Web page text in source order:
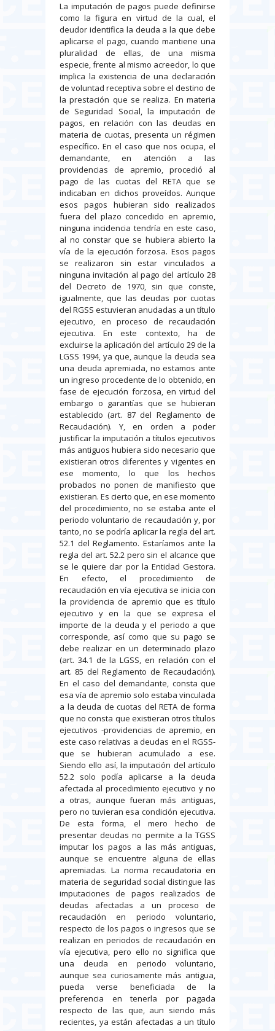
La imputación de pagos puede definirse
como la figura en virtud de la cual, el
deudor identifica la deuda a la que debe
aplicarse el pago, cuando mantiene una
pluralidad de ellas, de una misma
especie, frente al mismo acreedor, lo que
implica la existencia de una declaración
de voluntad receptiva sobre el destino de
la prestación que se realiza. En materia
de Seguridad Social, la imputación de
pagos, en relación con las deudas en
materia de cuotas, presenta un régimen
específico. En el caso que nos ocupa, el
demandante, en atención a las
providencias de apremio, procedió al
pago de las cuotas del RETA que se
indicaban en dichos proveídos. Aunque
esos pagos hubieran sido realizados
fuera del plazo concedido en apremio,
ninguna incidencia tendría en este caso,
al no constar que se hubiera abierto la
vía de la ejecución forzosa. Esos pagos
se realizaron sin estar vinculados a
ninguna invitación al pago del artículo 28
del Decreto de 1970, sin que conste,
igualmente, que las deudas por cuotas
del RGSS estuvieran anudadas a un título
ejecutivo, en proceso de recaudación
ejecutiva. En este contexto, ha de
excluirse la aplicación del artículo 29 de la
LGSS 1994, ya que, aunque la deuda sea
una deuda apremiada, no estamos ante
un ingreso procedente de lo obtenido, en
fase de ejecución forzosa, en virtud del
embargo o garantías que se hubieran
establecido (art. 87 del Reglamento de
Recaudación). Y, en orden a poder
justificar la imputación a títulos ejecutivos
más antiguos hubiera sido necesario que
existieran otros diferentes y vigentes en
ese momento, lo que los hechos
probados no ponen de manifiesto que
existieran. Es cierto que, en ese momento
del procedimiento, no se estaba ante el
periodo voluntario de recaudación y, por
tanto, no se podría aplicar la regla del art.
52.1 del Reglamento. Estaríamos ante la
regla del art. 52.2 pero sin el alcance que
se le quiere dar por la Entidad Gestora.
En efecto, el procedimiento de
recaudación en vía ejecutiva se inicia con
la providencia de apremio que es título
ejecutivo y en la que se expresa el
importe de la deuda y el periodo a que
corresponde, así como que su pago se
debe realizar en un determinado plazo
(art. 34.1 de la LGSS, en relación con el
art. 85 del Reglamento de Recaudación).
En el caso del demandante, consta que
esa vía de apremio solo estaba vinculada
a la deuda de cuotas del RETA de forma
que no consta que existieran otros títulos
ejecutivos -providencias de apremio, en
este caso relativas a deudas en el RGSS-
que se hubieran acumulado a ese.
Siendo ello así, la imputación del artículo
52.2 solo podía aplicarse a la deuda
afectada al procedimiento ejecutivo y no
a otras, aunque fueran más antiguas,
pero no tuvieran esa condición ejecutiva.
De esta forma, el mero hecho de
presentar deudas no permite a la TGSS
imputar los pagos a las más antiguas,
aunque se encuentre alguna de ellas
apremiadas. La norma recaudatoria en
materia de seguridad social distingue las
imputaciones de pagos realizados de
deudas afectadas a un proceso de
recaudación en periodo voluntario,
respecto de los pagos o ingresos que se
realizan en periodos de recaudación en
vía ejecutiva, pero ello no significa que
una deuda en periodo voluntario,
aunque sea curiosamente más antigua,
pueda verse beneficiada de la
preferencia en tenerla por pagada
respecto de las que, aun siendo más
recientes, ya están afectadas a un título